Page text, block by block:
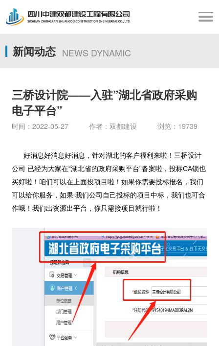
新闻动态 NEWS DYNAMIC
三桥设计院——入驻”湖北省政府采购
电子平台”
时间：2022-05-27 作者：双都建设 浏览：19739
好消息好消息好消息，针对湖北的客户福利来啦！三桥设计
公司 已经为大家在“湖北省的政府采购平台”备案啦，投标CA锁也
买好啦！咱们可以在上面投项目啦！如果你需要投标报名，我们
可以给你服务，如果 我们公司自己投标的项目中标，我们也可合
作哦！我们出资源出平台，你只需接项目就行啦！